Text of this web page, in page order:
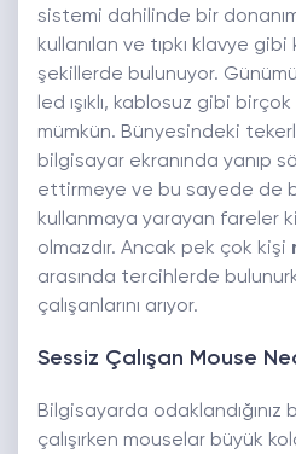
sistemi dahilinde bir
kullanılan ve tıpkı klavye
şekillerde bulunuyor.
led ışıklı, kablosuz gibi
mümkün. Bünyesindeki
bilgisayar ekranında yanıp
ettirmeye ve bu sayede de
kullanmaya yarayan fareler
olmazdır. Ancak pek çok kişi
arasında tercihlerde
çalışanlarını arıyor.
Sessiz Çalışan Mouse
Bilgisayarda odaklandığınız
çalışırken mouselar büyük